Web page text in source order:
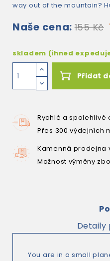
way out of the mountain?
Naše cena: 155 Kč
skladem (ihned
Přidat
Rychlé a spolehlivé
Přes 300 výdejních
Kamenná prodejna
Možnost výměny
Detaily
You are in a small